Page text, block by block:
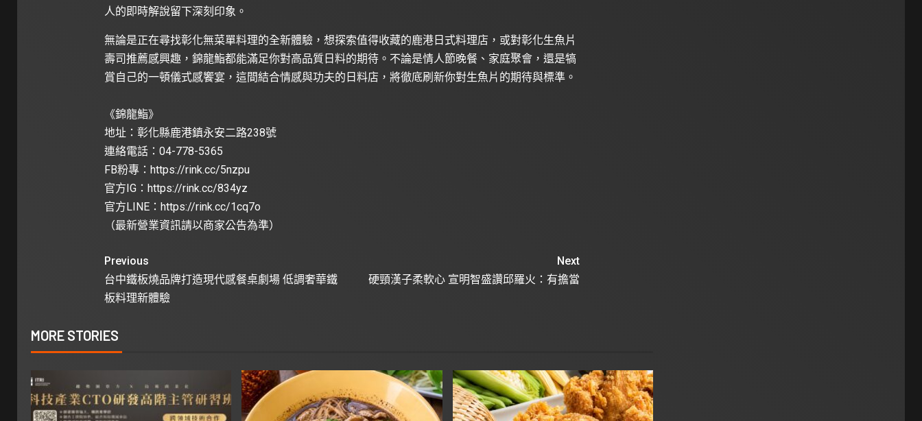
人的即時解說留下深刻印象。
無論是正在尋找彰化無菜單料理的全新體驗，想探索值得收藏的鹿港日式料理店，或對彰化生魚片
壽司推薦感興趣，錦龍鮨都能滿足你對高品質日料的期待。不論是情人節晚餐、家庭聚會，還是犒
賞自己的一頓儀式感饗宴，這間結合情感與功夫的日料店，將徹底刷新你對生魚片的期待與標準。
《錦龍鮨》
地址：彰化縣鹿港鎮永安二路238號
連絡電話：04-778-5365
FB粉專： https://rink.cc/5nzpu
官方IG： https://rink.cc/834yz
官方LINE： https://rink.cc/1cq7o
（最新營業資訊請以商家公告為準）
Previous
台中鐵板燒品牌打造現代感餐桌劇場 低調奢華鐵
板料理新體驗
Next
硬頸漢子柔軟心 宣明智盛讚邱羅火：有擔當
MORE STORIES